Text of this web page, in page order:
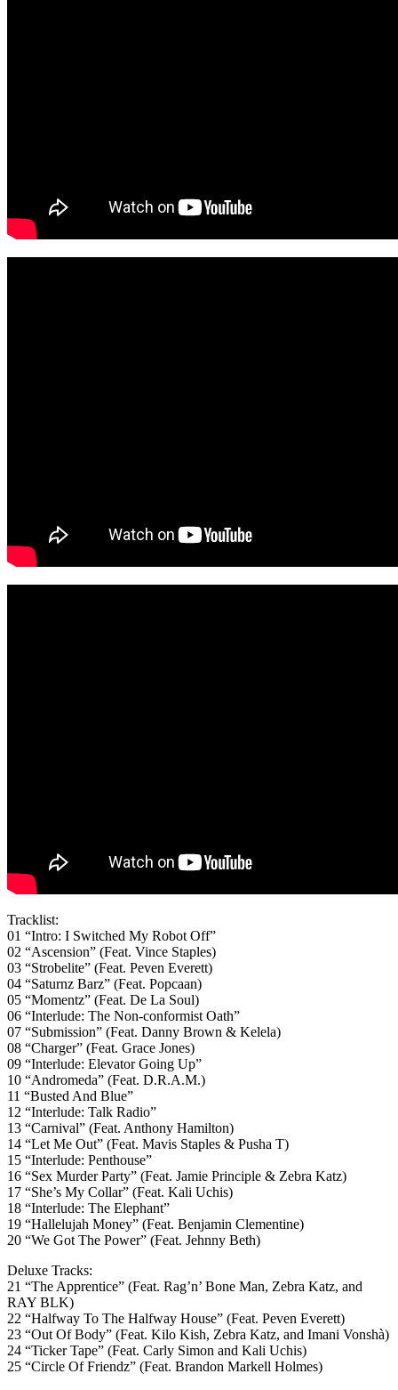
Tracklist:
01 “Intro: I Switched My Robot Off”
02 “Ascension” (Feat. Vince Staples)
03 “Strobelite” (Feat. Peven Everett)
04 “Saturnz Barz” (Feat. Popcaan)
05 “Momentz” (Feat. De La Soul)
06 “Interlude: The Non-conformist Oath”
07 “Submission” (Feat. Danny Brown & Kelela)
08 “Charger” (Feat. Grace Jones)
09 “Interlude: Elevator Going Up”
10 “Andromeda” (Feat. D.R.A.M.)
11 “Busted And Blue”
12 “Interlude: Talk Radio”
13 “Carnival” (Feat. Anthony Hamilton)
14 “Let Me Out” (Feat. Mavis Staples & Pusha T)
15 “Interlude: Penthouse”
16 “Sex Murder Party” (Feat. Jamie Principle & Zebra Katz)
17 “She’s My Collar” (Feat. Kali Uchis)
18 “Interlude: The Elephant”
19 “Hallelujah Money” (Feat. Benjamin Clementine)
20 “We Got The Power” (Feat. Jehnny Beth)
Deluxe Tracks:
21 “The Apprentice” (Feat. Rag’n’ Bone Man, Zebra Katz, and
RAY BLK)
22 “Halfway To The Halfway House” (Feat. Peven Everett)
23 “Out Of Body” (Feat. Kilo Kish, Zebra Katz, and Imani Vonshà)
24 “Ticker Tape” (Feat. Carly Simon and Kali Uchis)
25 “Circle Of Friendz” (Feat. Brandon Markell Holmes)